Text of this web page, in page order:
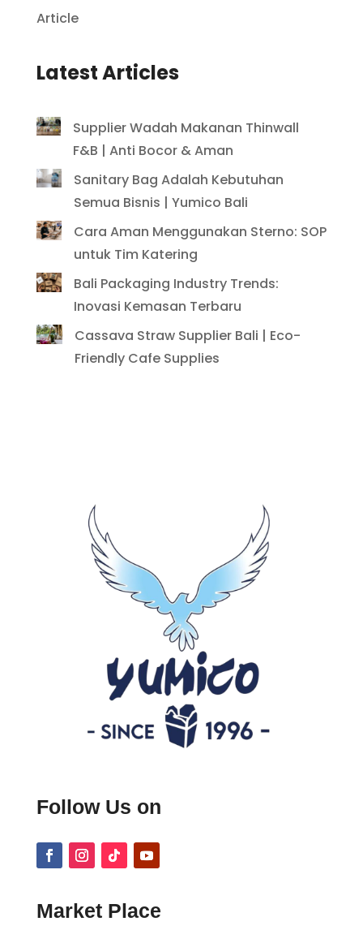
Article
Latest Articles
Supplier Wadah Makanan Thinwall
F&B | Anti Bocor & Aman
Sanitary Bag Adalah Kebutuhan
Semua Bisnis | Yumico Bali
Cara Aman Menggunakan Sterno: SOP
untuk Tim Katering
Bali Packaging Industry Trends:
Inovasi Kemasan Terbaru
Cassava Straw Supplier Bali | Eco-
Friendly Cafe Supplies
Follow Us on
Market Place